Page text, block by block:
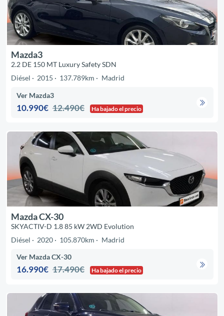
Mazda3
2.2 DE 150 MT Luxury Safety SDN
Diésel
2015 137.789km Madrid
Ver Mazda3
10.990€ 12.490€ Ha bajado el precio
Mazda CX-30
SKYACTIV-D 1.8 85 kW 2WD Evolution
Diésel
2020 105.870km Madrid
Ver Mazda CX-30
16.990€ 17.490€ Ha bajado el precio